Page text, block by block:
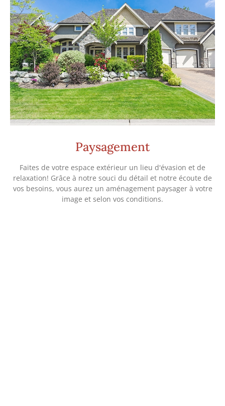
Paysagement
Faites de votre espace extérieur un lieu d'évasion et de
relaxation! Grâce à notre souci du détail et notre écoute de
vos besoins, vous aurez un aménagement paysager à votre
image et selon vos conditions.